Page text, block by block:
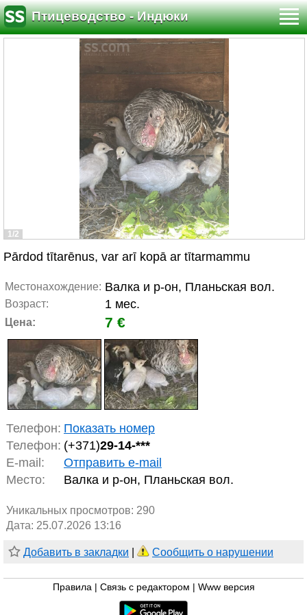
Птицеводство - Индюки
1/2
Pārdod tītarēnus, var arī kopā ar tītarmammu
Местонахождение: Валка и р-он, Планьская вол.
Возраст: 1 мес.
Цена: 7 €
Телефон: Показать номер
Телефон: (+371)29-14-***
E-mail:
Отправить e-mail
Место:
Валка и р-он, Планьская вол.
Уникальных просмотров: 290
Дата: 25.07.2026 13:16
Добавить в закладки Сообщить о нарушении
Правила Связь с редактором Www версия